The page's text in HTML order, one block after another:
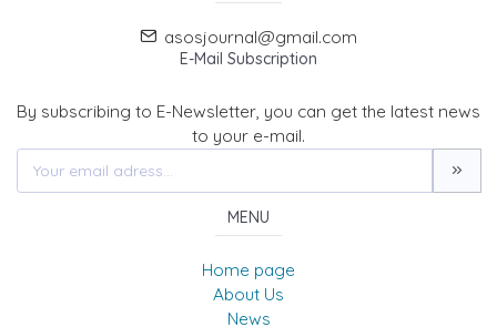
asosjournal@gmail.com
E-Mail Subscription
By subscribing to E-Newsletter, you can get the latest news
to your e-mail.
MENU
Home page
About Us
News